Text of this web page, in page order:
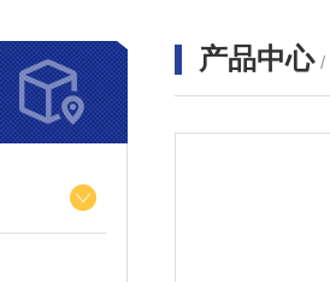
产品中心 /